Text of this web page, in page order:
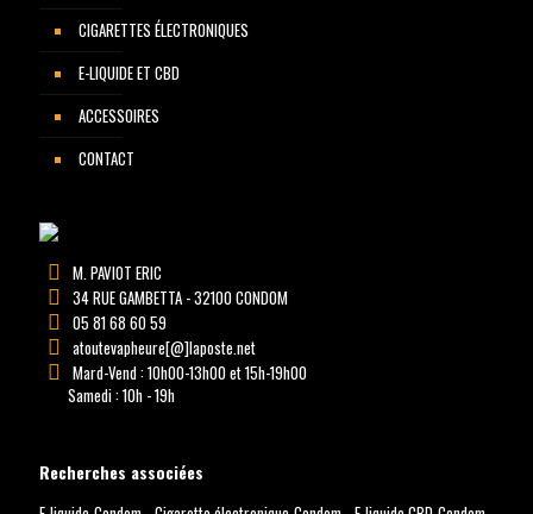
CIGARETTES ÉLECTRONIQUES
E-LIQUIDE ET CBD
ACCESSOIRES
CONTACT
M. PAVIOT ERIC
34 RUE GAMBETTA - 32100 CONDOM
05 81 68 60 59
atoutevapheure[@]laposte.net
Mard-Vend : 10h00-13h00 et 15h-19h00
Samedi : 10h - 19h
Recherches associées